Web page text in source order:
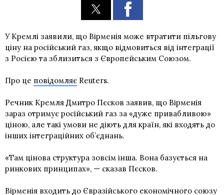
У Кремлі заявили, що Вірменія може втратити пільгову
ціну на російський газ, якщо відмовиться від інтеграції
з Росією та зблизиться з Європейським Союзом.
Про це повідомляє Reuters.
Речник Кремля Дмитро Пєсков заявив, що Вірменія
зараз отримує російський газ за «дуже привабливою»
ціною, але такі умови не діють для країн, які входять до
інших інтеграційних об’єднань.
«Там цінова структура зовсім інша. Вона базується на
ринкових принципах», — сказав Пєсков.
Вірменія входить до Євразійського економічного союзу